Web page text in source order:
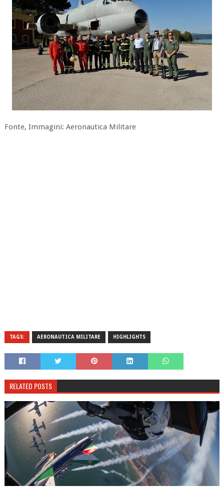
Fonte, Immagini: Aeronautica Militare
TAGS: AERONAUTICA MILITARE HIGHLIGHTS
RELATED POSTS